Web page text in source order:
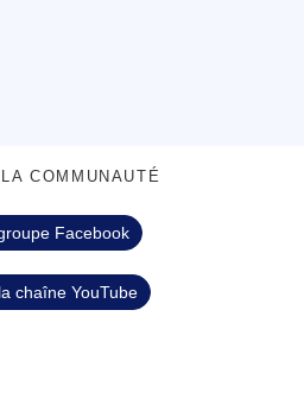
COMMUNAUTÉ
Facebook
chaîne YouTube